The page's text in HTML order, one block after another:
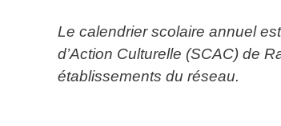
Le calendrier scolaire annuel
d’Action Culturelle (SCAC) de
établissements du réseau.